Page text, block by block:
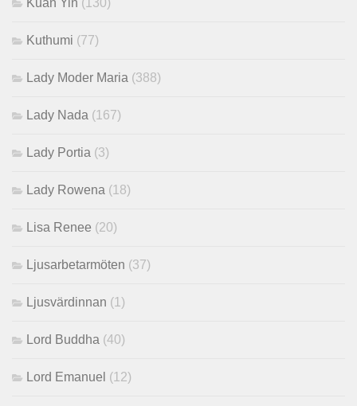
Kuthumi (77)
Lady Moder Maria (388)
Lady Nada (167)
Lady Portia (3)
Lady Rowena (18)
Lisa Renee (20)
Ljusarbetarmöten (37)
Ljusvärdinnan (1)
Lord Buddha (40)
Lord Emanuel (12)